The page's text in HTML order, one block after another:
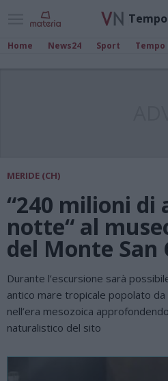
Home News24 Sport Tempo
MERIDE (CH)
“240 milioni di
notte“ al
del Monte San
Durante l’escursione sarà
antico mare tropicale popolato
nell’era mesozoica
naturalistico del sito